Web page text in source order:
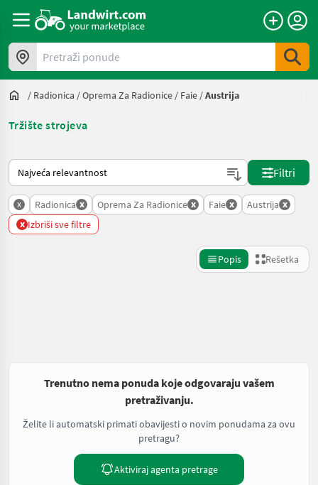
Pretraži ponude
/ Radionica /Oprema Za Radionice / Faie /Austrija
Tržište strojeva
Tako se sortira na Landwirt.com
Filtri
x Radionica x Oprema Za Radionice x Faie x Austrija x
x Izbriši sve filtre
Popis Rešetka
Trenutno nema ponuda koje odgovaraju vašem
pretraživanju.
Želite li automatski primati obavijesti o novim ponudama za ovu
pretragu?
Aktiviraj agenta pretrage